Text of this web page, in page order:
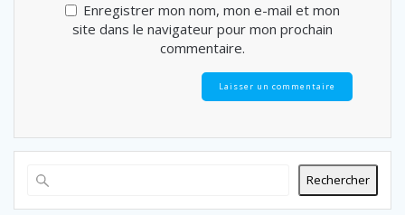
Enregistrer mon nom, mon e-mail et mon
site dans le navigateur pour mon prochain
commentaire.
Rechercher